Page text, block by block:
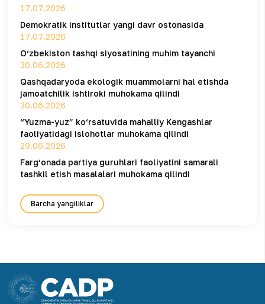
17.07.2026
Demokratik institutlar yangi davr ostonasida
17.07.2026
O‘zbekiston tashqi siyosatining muhim tayanchi
30.06.2026
Qashqadaryoda ekologik muammolarni hal etishda
jamoatchilik ishtiroki muhokama qilindi
30.06.2026
“Yuzma-yuz” ko‘rsatuvida mahalliy Kengashlar
faoliyatidagi islohotlar muhokama qilindi
29.06.2026
Farg‘onada partiya guruhlari faoliyatini samarali
tashkil etish masalalari muhokama qilindi
Barcha yangiliklar